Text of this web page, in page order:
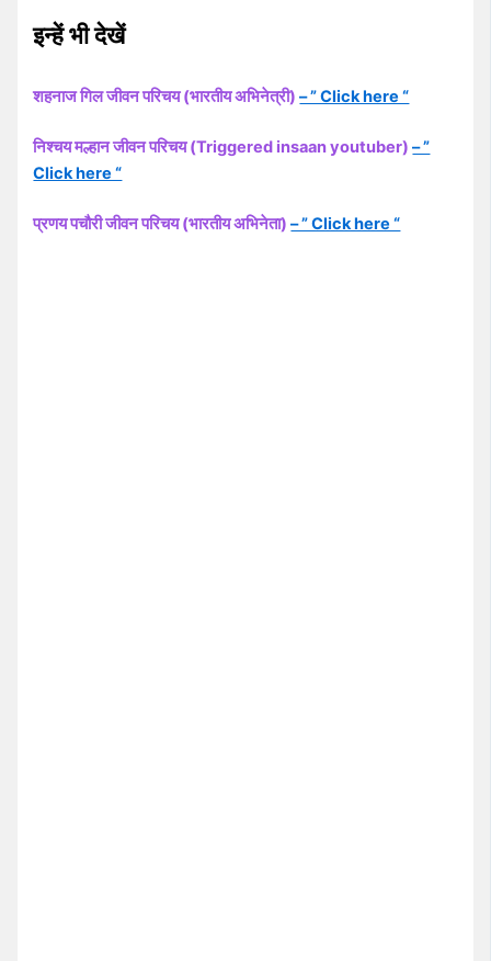
इन्हें भी देखें
शहनाज गिल जीवन परिचय (भारतीय अभिनेत्री)– ” Click here “
निश्चय मल्हान जीवन परिचय (Triggered insaan youtuber)– ”
Click here “
प्रणय पचौरी जीवन परिचय (भारतीय अभिनेता)– ” Click here “